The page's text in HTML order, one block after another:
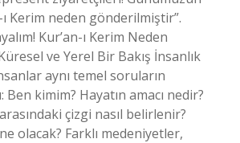
ı Kerim neden gönderilmiştir”.
Kur’an-ı Kerim Neden
ve Yerel Bir Bakış İnsanlık
aynı temel soruların
Ben kimim? Hayatın amacı nedir?
çizgi nasıl belirlenir?
olacak? Farklı medeniyetler,